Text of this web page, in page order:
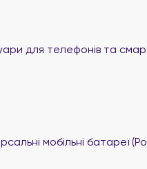
для телефонів та
мобільні батареї